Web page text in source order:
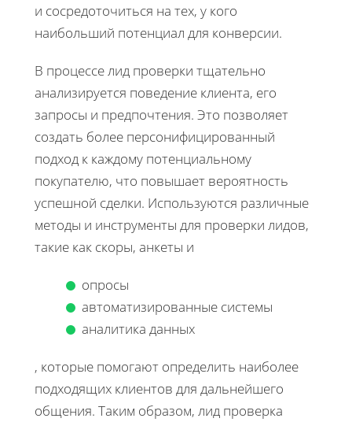
и сосредоточиться на тех, у кого
наибольший потенциал для конверсии.
В процессе лид проверки тщательно
анализируется поведение клиента, его
запросы и предпочтения. Это позволяет
создать более персонифицированный
подход к каждому потенциальному
покупателю, что повышает вероятность
успешной сделки. Используются различные
методы и инструменты для проверки лидов,
такие как скоры, анкеты и
опросы
автоматизированные системы
аналитика данных
, которые помогают определить наиболее
подходящих клиентов для дальнейшего
общения. Таким образом, лид проверка